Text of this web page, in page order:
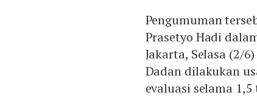
Pengumuman
Prasetyo Hadi
Jakarta, Selasa (2/
Dadan dilakukan
evaluasi selama